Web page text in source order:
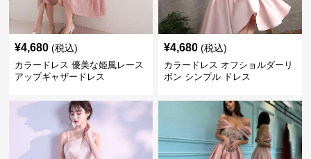
¥4,680 (税込)
カラードレス 優美な姫風レース
アップギャザードレス
¥4,680 (税込)
カラードレス オフショルダーリ
ボン シンプル ドレス